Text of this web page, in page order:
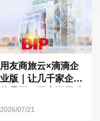
用友商旅云×滴滴企
业版｜让几千家企业
2026/07/21